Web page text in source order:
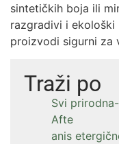
Traži po
Svi
Afte
anis
sintetičkih boja ili
razgradivi i
proizvodi sigurni za